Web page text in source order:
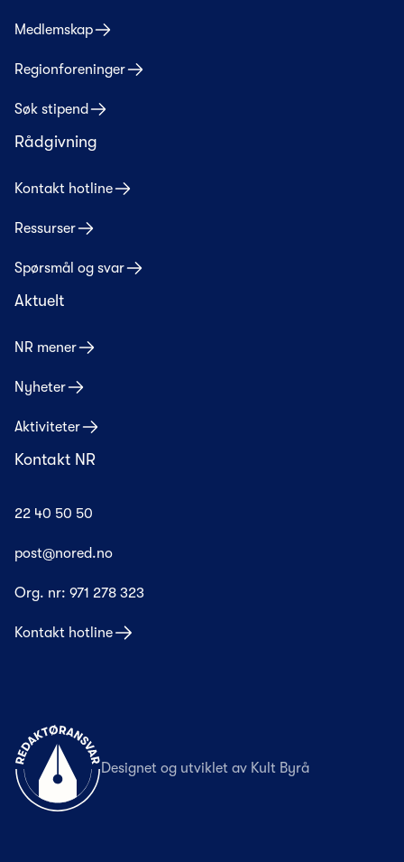
Medlemskap
Regionforeninger
Søk stipend
Rådgivning
Kontakt hotline
Ressurser
Spørsmål og svar
Aktuelt
NR mener
Nyheter
Aktiviteter
Kontakt NR
22 40 50 50
post@nored.no
Org. nr: 971 278 323
Kontakt hotline
Til forsiden
Designet og utviklet av Kult Byrå